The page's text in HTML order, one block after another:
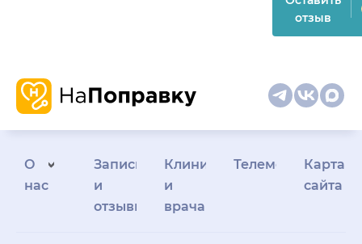
отзыв
О
нас
Запись
и
отзывы
Клиникам
и
врачам
Телемедицина
Карта
сайта